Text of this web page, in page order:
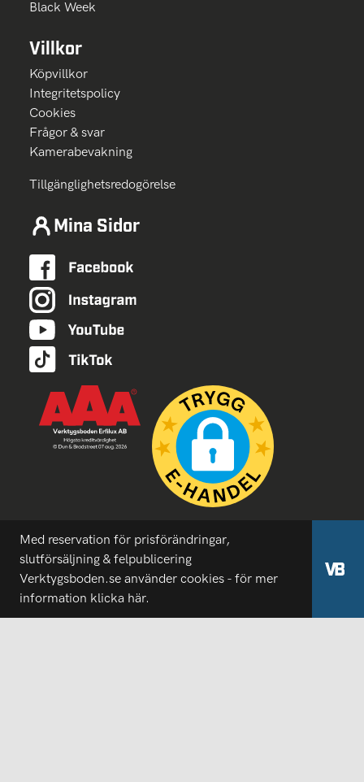
Black Week
Villkor
Köpvillkor
Integritetspolicy
Cookies
Frågor & svar
Kamerabevakning
Tillgänglighetsredogörelse
Mina Sidor
Med reservation för prisförändringar,
slutförsäljning & felpublicering
Verktygsboden.se använder cookies - för mer
information klicka här.